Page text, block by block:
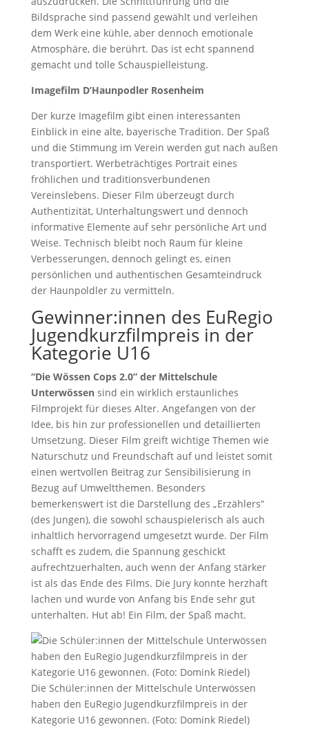
Bildsprache sind passend gewählt und verleihen
dem Werk eine kühle, aber dennoch emotionale
Atmosphäre, die berührt. Das ist echt spannend
gemacht und tolle Schauspielleistung.
Imagefilm D’Haunpodler Rosenheim
Der kurze Imagefilm gibt einen interessanten
Einblick in eine alte, bayerische Tradition. Der Spaß
und die Stimmung im Verein werden gut nach außen
transportiert. Werbeträchtiges Portrait eines
fröhlichen und traditionsverbundenen
Vereinslebens. Dieser Film überzeugt durch
Authentizität, Unterhaltungswert und dennoch
informative Elemente auf sehr persönliche Art und
Weise. Technisch bleibt noch Raum für kleine
Verbesserungen, dennoch gelingt es, einen
persönlichen und authentischen Gesamteindruck
der Haunpoldler zu vermitteln.
Gewinner:innen des EuRegio
Jugendkurzfilmpreis in der
Kategorie U16
“Die Wössen Cops 2.0” der Mittelschule
Unterwössensind ein wirklich erstaunliches
Filmprojekt für dieses Alter. Angefangen von der
Idee, bis hin zur professionellen und detaillierten
Umsetzung. Dieser Film greift wichtige Themen wie
Naturschutz und Freundschaft auf und leistet somit
einen wertvollen Beitrag zur Sensibilisierung in
Bezug auf Umweltthemen. Besonders
bemerkenswert ist die Darstellung des „Erzählers“
(des Jungen), die sowohl schauspielerisch als auch
inhaltlich hervorragend umgesetzt wurde. Der Film
schafft es zudem, die Spannung geschickt
aufrechtzuerhalten, auch wenn der Anfang stärker
ist als das Ende des Films. Die Jury konnte herzhaft
lachen und wurde von Anfang bis Ende sehr gut
unterhalten. Hut ab! Ein Film, der Spaß macht.
Die Schüler:innen der Mittelschule Unterwössen
haben den EuRegio Jugendkurzfilmpreis in der
Kategorie U16 gewonnen. (Foto: Domink Riedel)